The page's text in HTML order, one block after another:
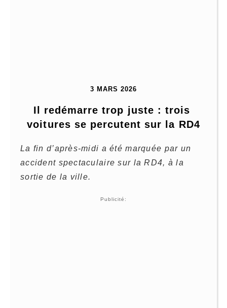
3 MARS 2026
Il redémarre trop juste : trois
voitures se percutent sur la RD4
La fin d’après-midi a été marquée par un
accident spectaculaire sur la RD4, à la
sortie de la ville.
Publicité: